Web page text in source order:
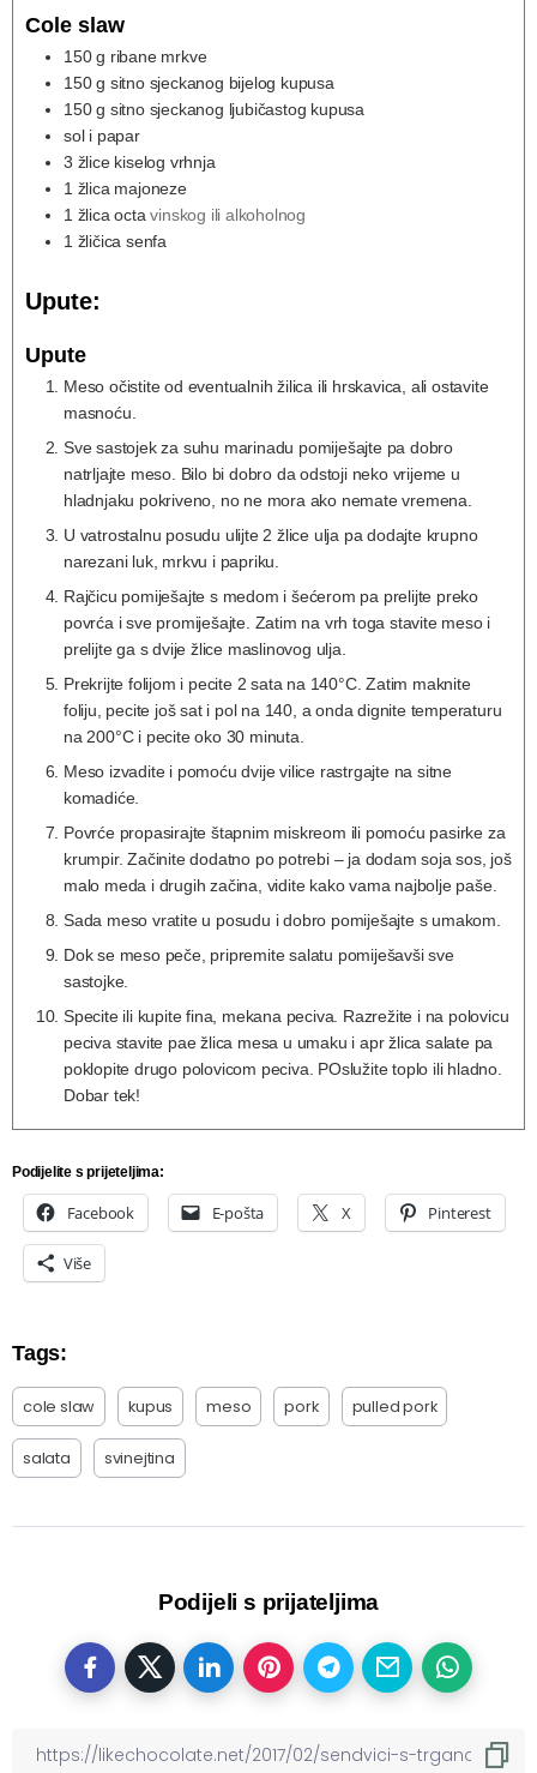
Cole slaw
150 g ribane mrkve
150 g sitno sjeckanog bijelog kupusa
150 g sitno sjeckanog ljubičastog kupusa
sol i papar
3 žlice kiselog vrhnja
1 žlica majoneze
1 žlica octa vinskog ili alkoholnog
1 žličica senfa
Upute:
Upute
Meso očistite od eventualnih žilica ili hrskavica, ali ostavite
masnoću.
Sve sastojek za suhu marinadu pomiješajte pa dobro
natrljajte meso. Bilo bi dobro da odstoji neko vrijeme u
hladnjaku pokriveno, no ne mora ako nemate vremena.
U vatrostalnu posudu ulijte 2 žlice ulja pa dodajte krupno
narezani luk, mrkvu i papriku.
Rajčicu pomiješajte s medom i šećerom pa prelijte preko
povrća i sve promiješajte. Zatim na vrh toga stavite meso i
prelijte ga s dvije žlice maslinovog ulja.
Prekrijte folijom i pecite 2 sata na 140°C. Zatim maknite
foliju, pecite još sat i pol na 140, a onda dignite temperaturu
na 200°C i pecite oko 30 minuta.
Meso izvadite i pomoću dvije vilice rastrgajte na sitne
komadiće.
Povrće propasirajte štapnim miskreom ili pomoću pasirke za
krumpir. Začinite dodatno po potrebi – ja dodam soja sos, još
malo meda i drugih začina, vidite kako vama najbolje paše.
Sada meso vratite u posudu i dobro pomiješajte s umakom.
Dok se meso peče, pripremite salatu pomiješavši sve
sastojke.
Specite ili kupite fina, mekana peciva. Razrežite i na polovicu
peciva stavite pae žlica mesa u umaku i apr žlica salate pa
poklopite drugo polovicom peciva. POslužite toplo ili hladno.
Dobar tek!
Podijelite s prijeteljima:
Facebook E-pošta X Pinterest
Više
Tags:
cole slaw kupus meso pork pulled pork
salata svinejtina
Podijeli s prijateljima